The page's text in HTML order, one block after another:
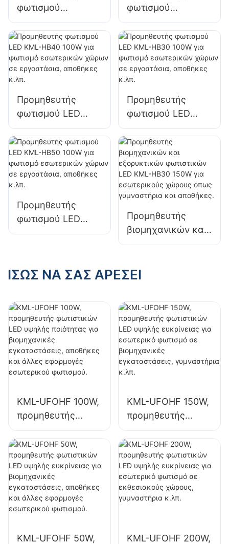
φωτισμού
εξωτερικού χώρου
για τερματικούς
σταθμούς λιμένων
και αεροδρομίων
KML-FL2C 750W
φωτισμού
εξωτερικού χώρου
για τερματικούς
σταθμούς λιμένων
και αεροδρομίων
KML-FL2C 1000W
Προμηθευτής
φωτισμού LED
KML-HB40 100W
για φωτισμό
εσωτερικών
χώρων σε
εργοστάσια,
Προμηθευτής
φωτισμού LED
KML-HB30 100W
για φωτισμό
εσωτερικών
χώρων σε
εργοστάσια,
αποθήκες κ.λπ.
Προμηθευτής
φωτισμού LED
KML-HB50 100W
χώρων σε
αποθήκες κ.λπ.
Προμηθευτής
βιομηχανικών και
εξορυκτικών
KML-HB30 150W
χώρους όπως
γυμναστήρια και
αποθήκες.
ΊΣΩΣ ΝΑ ΣΑΣ ΑΡΈΣΕΙ
KML-UFOHF 100W,
προμηθευτής
φωτιστικών LED
υψηλής ποιότητας
για βιομηχανικές
εγκαταστάσεις,
αποθήκες και
άλλες εφαρμογές
εσωτερικού
KML-UFOHF 150W,
προμηθευτής
φωτιστικών LED
υψηλής ευκρίνειας
για εσωτερικό
φωτισμό σε
βιομηχανικές
εγκαταστάσεις,
KML-UFOHF 50W,
KML-UFOHF 200W,